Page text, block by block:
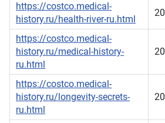
https://costco.medical-
history.ru/health-river-ru.html
https://costco.medical-
history.ru/medical-history-
ru.html
https://costco.medical-
history.ru/longevity-secrets-
ru.html